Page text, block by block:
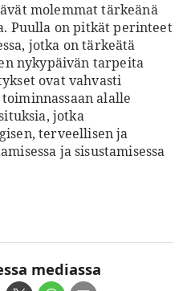
molemmat tärkeänä
Puulla on pitkät perinteet
jotka on tärkeätä
nykypäivän tarpeita
ovat vahvasti
alalle
jotka
terveellisen ja
ja sisustamisessa
mediassa